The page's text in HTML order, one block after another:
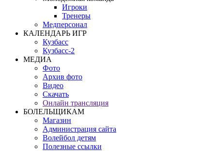
Игроки
Тренеры
Медперсонал
КАЛЕНДАРЬ ИГР
Кузбасс
Кузбасс-2
МЕДИА
Фото
Архив фото
Видео
Скачать
Онлайн трансляция
БОЛЕЛЬЩИКАМ
Магазин
Администрация сайта
Волейбол детям
Полезные ссылки